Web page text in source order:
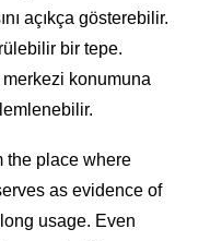
açıkça gösterebilir.
bir tepe.
konumuna
the place where
as evidence of
usage. Even